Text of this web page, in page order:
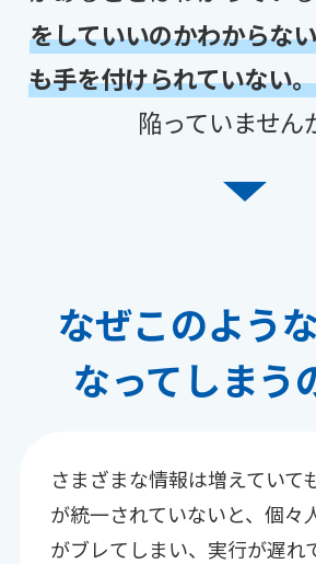
をしていいのかわからな
も手を付けられていない。
陥っていません
なぜこのよう
なってしまう
さまざまな情報は増えていて
が統一されていないと、 個々
がブレてしまい、実行が遅れ